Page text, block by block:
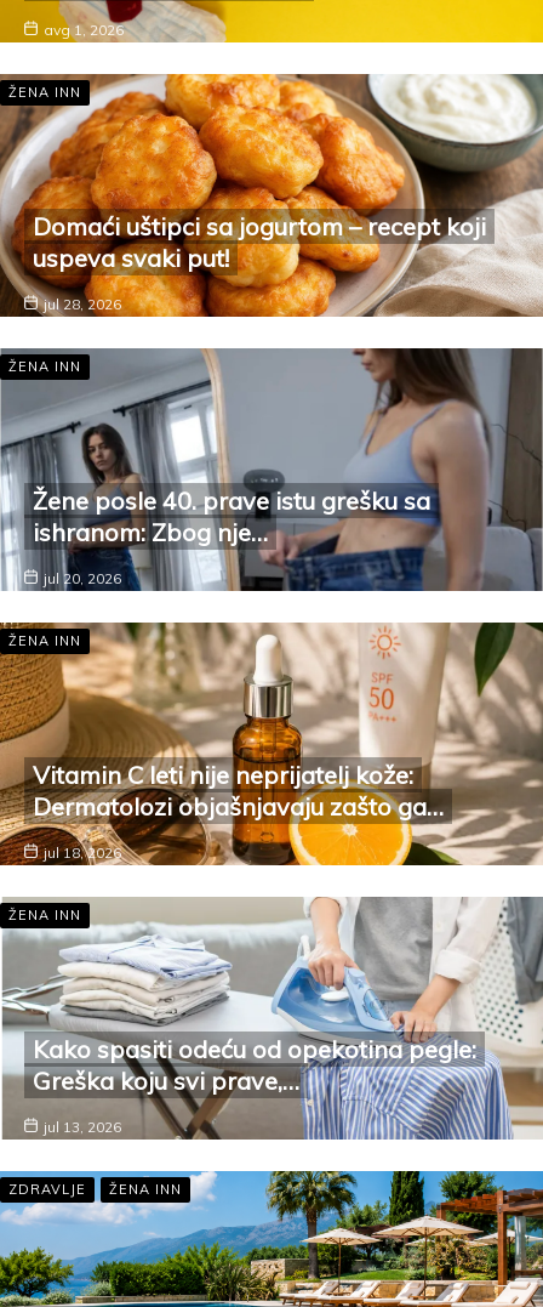
avg 1, 2026
ŽENA INN
Domaći uštipci sa jogurtom – recept koji
uspeva svaki put!
jul 28, 2026
ŽENA INN
Žene posle 40. prave istu grešku sa
ishranom: Zbog nje…
jul 20, 2026
ŽENA INN
Vitamin C leti nije neprijatelj kože:
Dermatolozi objašnjavaju zašto ga…
jul 18, 2026
ŽENA INN
Kako spasiti odeću od opekotina pegle:
Greška koju svi prave,…
jul 13, 2026
ZDRAVLJE ŽENA INN